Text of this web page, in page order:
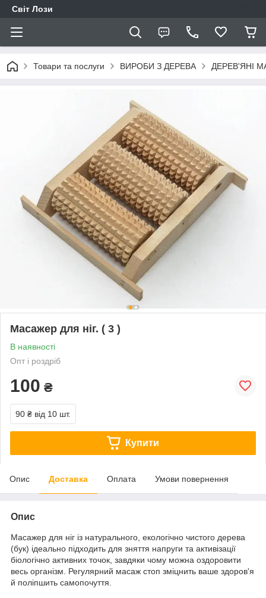
Світ Лози
Товари та послуги ВИРОБИ З ДЕРЕВА ДЕРЕВ'ЯНІ
Масажер для ніг. ( 3 )
В наявності
Опт і роздріб
100 ₴
90 ₴ від 10 шт.
Купити
Опис Доставка Оплата Умови повернення
Опис
Масажер для ніг із натурального, екологічно чистого дерева
(бук) ідеально підходить для зняття напруги та активізації
біологічно активних точок, завдяки чому можна оздоровити
весь організм. Регулярний масаж стоп зміцнить ваше здоров'я
й поліпшить самопочуття.